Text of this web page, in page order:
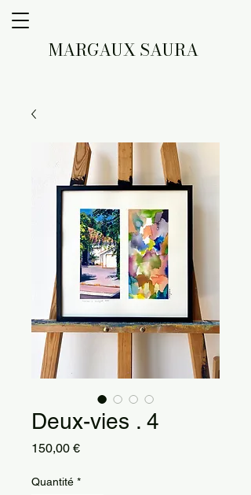
MARGAUX SAURA
Deux-vies . 4
150,00 €Prix
Quantité *